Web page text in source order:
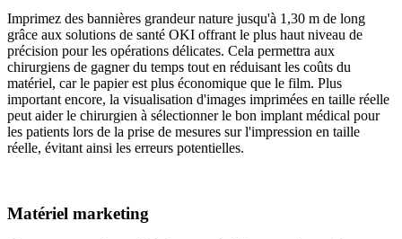
Imprimez des bannières grandeur nature jusqu'à 1,30 m de long
grâce aux solutions de santé OKI offrant le plus haut niveau de
précision pour les opérations délicates. Cela permettra aux
chirurgiens de gagner du temps tout en réduisant les coûts du
matériel, car le papier est plus économique que le film. Plus
important encore, la visualisation d'images imprimées en taille réelle
peut aider le chirurgien à sélectionner le bon implant médical pour
les patients lors de la prise de mesures sur l'impression en taille
réelle, évitant ainsi les erreurs potentielles.
Matériel marketing